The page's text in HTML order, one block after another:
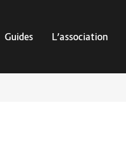
Guides L’association